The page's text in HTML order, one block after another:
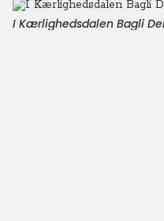
I Kærlighedsdalen Bagli